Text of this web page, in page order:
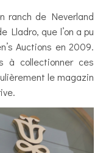
ranch de Neverland
Lladro, que l’on a pu
Auctions en 2009.
à collectionner ces
le magazin